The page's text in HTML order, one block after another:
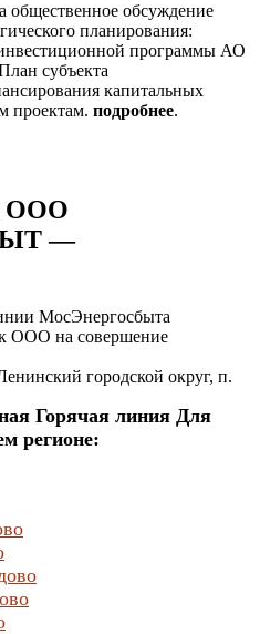
общественное обсуждение
планирования:
программы АО
субъекта
капитальных
проектам. подробнее.
ООО
—
МосЭнергосбыта
ООО на совершение
городской округ, п.
Горячая линия Для
регионе: